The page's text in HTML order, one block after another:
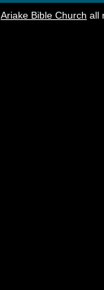
Ariake Bible Church all